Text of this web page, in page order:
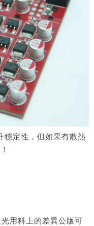
穩定性，但如果有散熱
用料上的差異公版可